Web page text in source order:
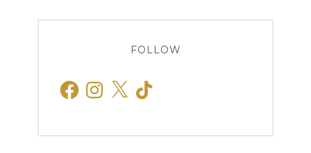
FOLLOW
FacebookInstagram
X TikTok